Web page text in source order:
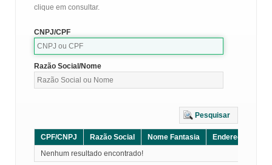
clique em consultar.
CNPJ/CPF
Razão Social/Nome
Pesquisar
CPF/CNPJ Razão Social Nome Fantasia Endereço
Nenhum resultado encontrado!